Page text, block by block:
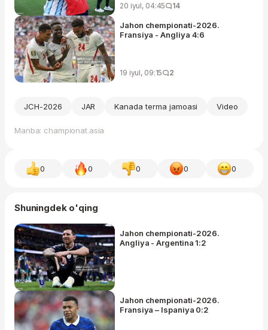
20 iyul, 04:45 14
Jahon chempionati-2026.
Fransiya - Angliya 4:6
19 iyul, 09:15 2
JCH-2026 JAR Kanada terma jamoasi Video
Manba: championat.asia
0 0 0 0 0
Shuningdek o'qing
Jahon chempionati-2026.
Angliya - Argentina 1:2
Jahon chempionati-2026.
Fransiya – Ispaniya 0:2